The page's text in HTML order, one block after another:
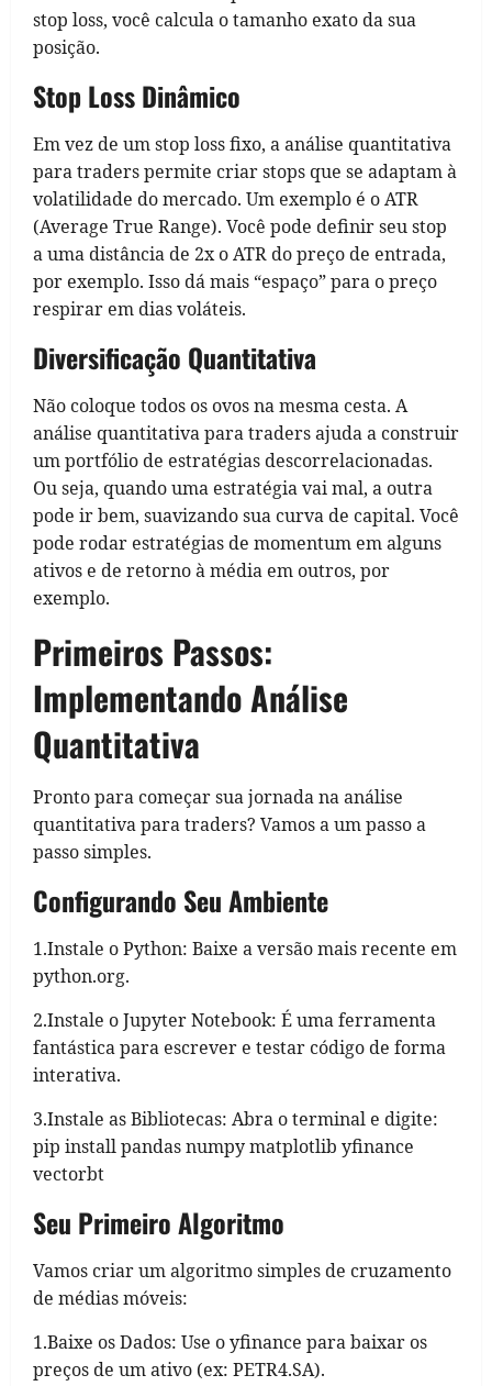
stop loss, você calcula o tamanho exato da sua
posição.
Stop Loss Dinâmico
Em vez de um stop loss fixo, a análise quantitativa
para traders permite criar stops que se adaptam à
volatilidade do mercado. Um exemplo é o ATR
(Average True Range). Você pode definir seu stop
a uma distância de 2x o ATR do preço de entrada,
por exemplo. Isso dá mais “espaço” para o preço
respirar em dias voláteis.
Diversificação Quantitativa
Não coloque todos os ovos na mesma cesta. A
análise quantitativa para traders ajuda a construir
um portfólio de estratégias descorrelacionadas.
Ou seja, quando uma estratégia vai mal, a outra
pode ir bem, suavizando sua curva de capital. Você
pode rodar estratégias de momentum em alguns
ativos e de retorno à média em outros, por
exemplo.
Primeiros Passos:
Implementando Análise
Quantitativa
Pronto para começar sua jornada na análise
quantitativa para traders? Vamos a um passo a
passo simples.
Configurando Seu Ambiente
1.Instale o Python: Baixe a versão mais recente em
python.org.
2.Instale o Jupyter Notebook: É uma ferramenta
fantástica para escrever e testar código de forma
interativa.
3.Instale as Bibliotecas: Abra o terminal e digite:
pip install pandas numpy matplotlib yfinance
vectorbt
Seu Primeiro Algoritmo
Vamos criar um algoritmo simples de cruzamento
de médias móveis:
1.Baixe os Dados: Use o yfinance para baixar os
preços de um ativo (ex: PETR4.SA).